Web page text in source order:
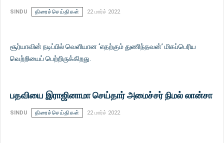
SINDU திரைச்செய்திகள் 22 மார்ச் 2022
சூர்யாவின் நடிப்பில் வெளியான ‘எதற்கும் துணிந்தவன்’ மிகப்பெரிய
வெற்றியைப் பெற்றிருக்கிறது.
பதவியை இராஜினாமா செய்தார் அமைச்சர் நிமல் லான்சா
SINDU திரைச்செய்திகள் 22 மார்ச் 2022